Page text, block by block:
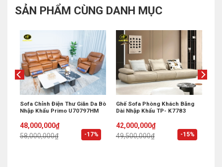
SẢN PHẨM CÙNG DANH MỤC
-17%
Sofa Chỉnh Điện Thư Giãn Da Bò
Nhập Khẩu Primo U70797HM
58,000,000₫
Original
price
was:
48,000,000₫
Current
price
is:
-15%
Ghế Sofa Phòng Khách Băng
Dài Nhập Khẩu TP- K7783
49,500,000₫
Original
price
was:
42,000,000₫
Current
price
is: